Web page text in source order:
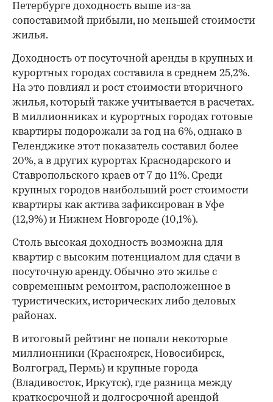
Петербурге доходность выше из-за
сопоставимой прибыли, но меньшей стоимости
жилья.
Доходность от посуточной аренды в крупных и
курортных городах составила в среднем 25,2%.
На это повлиял и рост стоимости вторичного
жилья, который также учитывается в расчетах.
В миллионниках и курортных городах готовые
квартиры подорожали за год на 6%, однако в
Геленджике этот показатель составил более
20%, а в других курортах Краснодарского и
Ставропольского краев от 7 до 11%. Среди
крупных городов наибольший рост стоимости
квартиры как актива зафиксирован в Уфе
(12,9%) и Нижнем Новгороде (10,1%).
Столь высокая доходность возможна для
квартир с высоким потенциалом для сдачи в
посуточную аренду. Обычно это жилье с
современным ремонтом, расположенное в
туристических, исторических либо деловых
районах.
В итоговый рейтинг не попали некоторые
миллионники (Красноярск, Новосибирск,
Волгоград, Пермь) и крупные города
(Владивосток, Иркутск), где разница между
краткосрочной и долгосрочной арендой